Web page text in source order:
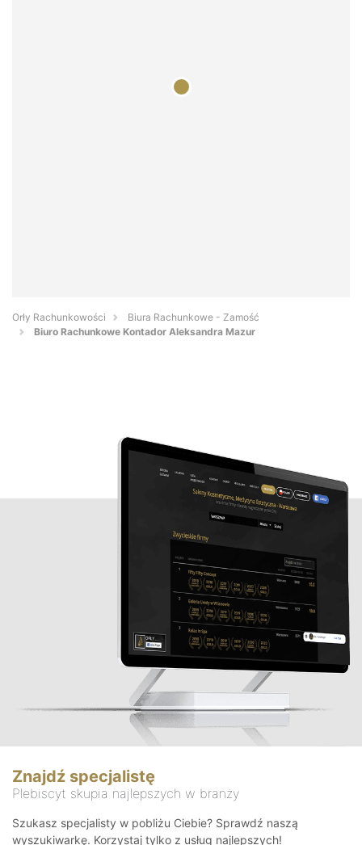
Orły Rachunkowości
Biura Rachunkowe - Zamość
Biuro Rachunkowe Kontador Aleksandra Mazur
Znajdź specjalistę
Plebiscyt skupia najlepszych w branży
Szukasz specjalisty w pobliżu Ciebie? Sprawdź naszą
wyszukiwarkę. Korzystaj tylko z usług najlepszych!